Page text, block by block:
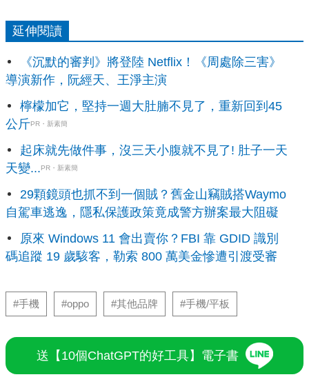
延伸閱讀
《沉默的審判》將登陸 Netflix！《周處除三害》
導演新作，阮經天、王淨主演
檸檬加它，堅持一週大肚腩不見了，重新回到45
公斤PR・新素簡
起床就先做件事，沒三天小腹就不見了! 肚子一天
天變...PR・新素簡
29顆鏡頭也抓不到一個賊？舊金山竊賊搭Waymo
自駕車逃逸，隱私保護政策竟成警方辦案最大阻礙
原來 Windows 11 會出賣你？FBI 靠 GDID 識別
碼追蹤 19 歲駭客，勒索 800 萬美金慘遭引渡受審
#手機 #oppo #其他品牌 #手機/平板
送【10個ChatGPT的好工具】電子書